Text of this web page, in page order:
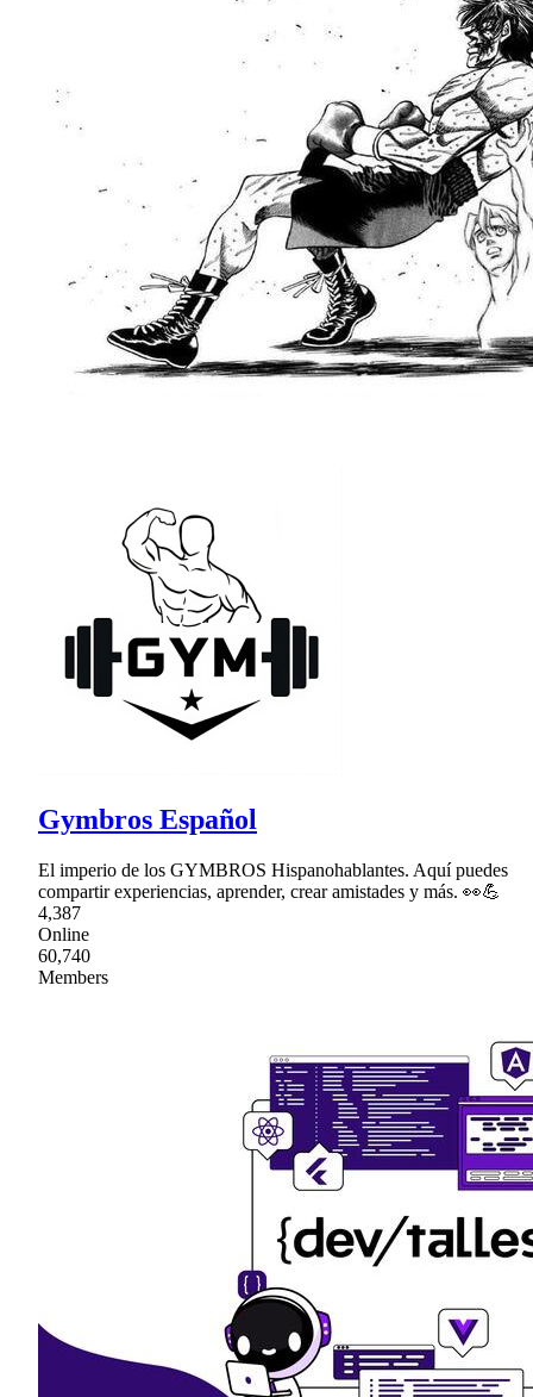
Gymbros Español
El imperio de los GYMBROS Hispanohablantes. Aquí puedes
compartir experiencias, aprender, crear amistades y más. 👀💪
4,387
Online
60,740
Members